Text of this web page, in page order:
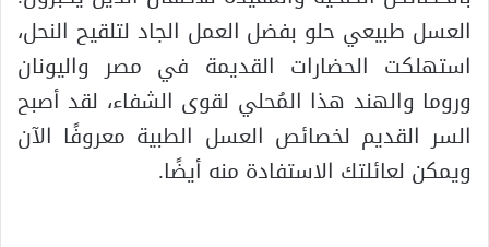
العسل طبيعي حلو بفضل العمل الجاد لتلقيح النحل،
استهلكت الحضارات القديمة في مصر واليونان
وروما والهند هذا المُحلي لقوى الشفاء، لقد أصبح
السر القديم لخصائص العسل الطبية معروفًا الآن
ويمكن لعائلتك الاستفادة منه أيضًا.